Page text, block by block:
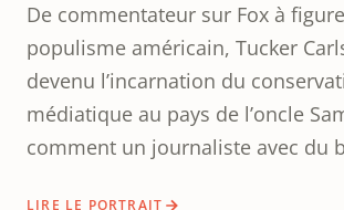
De commentateur sur Fox à
populisme américain, Tucker
devenu l’incarnation du
médiatique au pays de l’oncle
comment un journaliste avec du
LIRE LE PORTRAIT